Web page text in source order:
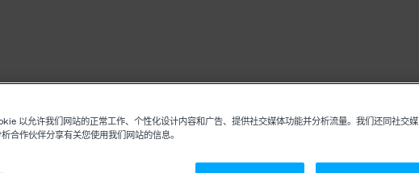
以允许我们网站的正常工作、个性化设计内容和广告、提供社交媒体功能并分析流量。我们还同社交媒
合作伙伴分享有关您使用我们网站的信息。